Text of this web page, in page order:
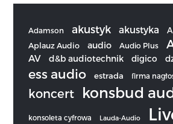
Adamson akustyk akustyka
Aplauz Audio audio Audio Plus
AV d&b audiotechnik digico
ess audio estrada firma
koncert konsbud
konsoleta cyfrowa Lauda-Audio